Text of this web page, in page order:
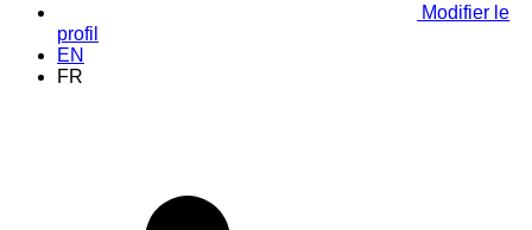
Modifier le
profil
EN
FR